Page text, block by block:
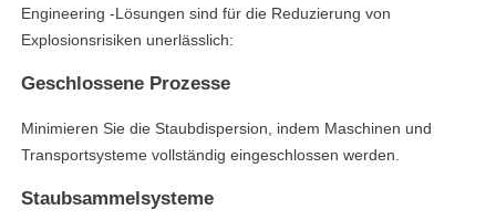
Engineering -Lösungen sind für die Reduzierung von
Explosionsrisiken unerlässlich:
Geschlossene Prozesse
Minimieren Sie die Staubdispersion, indem Maschinen und
Transportsysteme vollständig eingeschlossen werden.
Staubsammelsysteme